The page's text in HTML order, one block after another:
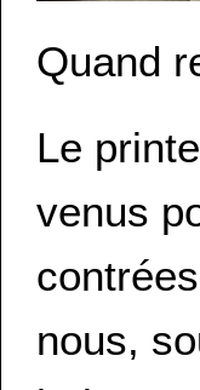
Quand
Le
venus
nous,